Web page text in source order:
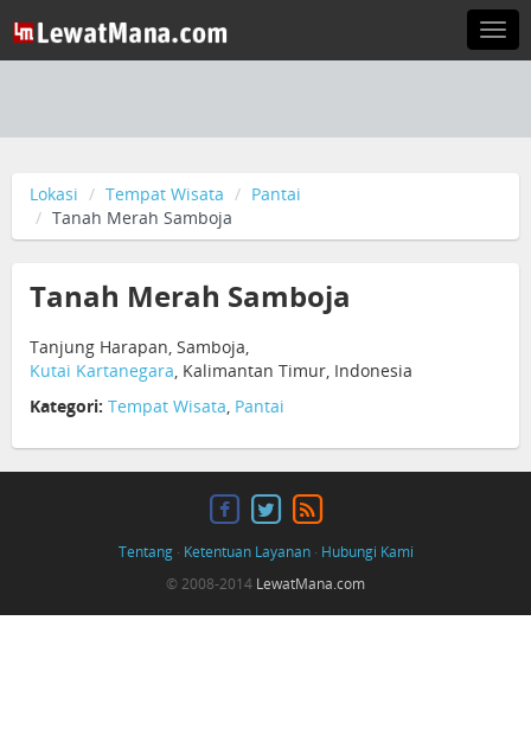
Lokasi Tempat Wisata
Pantai
Tanah Merah Samboja
Tanah Merah Samboja
Tanjung Harapan, Samboja,
Kutai Kartanegara, Kalimantan Timur, Indonesia
Kategori: Tempat Wisata, Pantai
Tentang· Ketentuan Layanan· Hubungi Kami
© 2008-2014 LewatMana.com